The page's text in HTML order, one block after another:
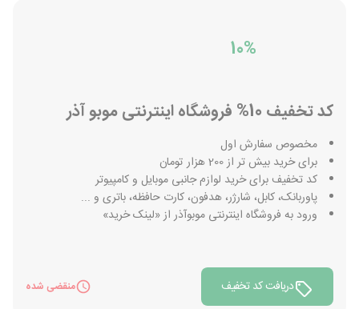
10%
کد تخفیف 10% فروشگاه اینترنتی موبو آذر
مخصوص سفارش اول
برای خرید بیش تر از 200 هزار تومان
کد تخفیف برای خرید لوازم جانبی موبایل و کامپیوتر
پاوربانک، کابل، شارژر، هدفون، کارت حافظه، باتری و ...
ورود به فروشگاه اینترنتی موبوآذر از «لینک خرید»
دریافت کد تخفیف منقضی شده